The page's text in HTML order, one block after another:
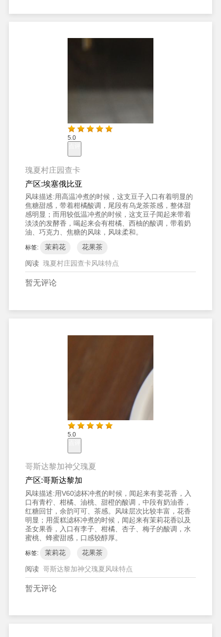
5.0
瑰夏村庄园查卡
产区:埃塞俄比亚
风味描述:用高温冲煮的时候，这支豆子入口有着明显的
焦糖甜感，带着柑橘酸调，尾段有乌龙茶茶感，整体甜
感明显；而用较低温冲煮的时候，这支豆子闻起来带着
淡淡的发酵香，喝起来会有柑橘、西柚的酸调，带着奶
油、巧克力、焦糖的风味，风味柔和。
标签: 茉莉花 花果茶
阅读 瑰夏村庄园查卡风味特点
暂无评论
5.0
哥斯达黎加神父瑰夏
产区:哥斯达黎加
风味描述:用V60滤杯冲煮的时候，闻起来有姜花香，入
口有青柠、柑橘、油桃、甜橙的酸调，中段有奶油香，
红糖回甘，余韵可可、茶感。风味层次比较丰富，花香
明显；用蛋糕滤杯冲煮的时候，闻起来有茉莉花香以及
圣女果香，入口有李子、柑橘、杏子、梅子的酸调，水
蜜桃、蜂蜜甜感，口感较醇厚。
标签: 茉莉花 花果茶
阅读 哥斯达黎加神父瑰夏风味特点
暂无评论